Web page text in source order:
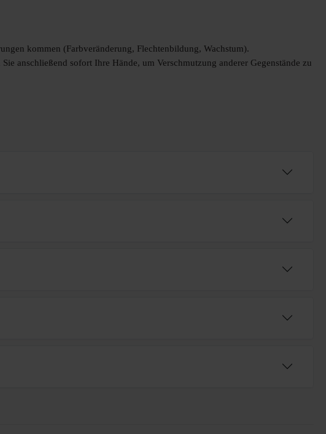
kommen (Farbveränderung, Flechtenbildung, Wachstum).
anschließend sofort Ihre Hände, um Verschmutzung anderer Gegenstände zu